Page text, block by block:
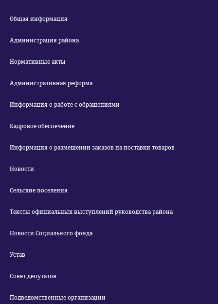
Общая информация
Администрация района
Нормативные акты
Административная реформа
Информация о работе с обращениями
Кадровое обеспечение
Информация о размещении заказов на поставки товаров
Новости
Сельские поселения
Тексты официальных выступлений руководства района
Новости Социального фонда
Устав
Совет депутатов
Подведомственные организации